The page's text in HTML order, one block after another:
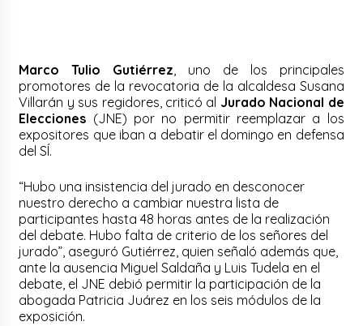
Marco Tulio Gutiérrez, uno de los principales
promotores de la revocatoria de la alcaldesa Susana
Villarán y sus regidores, criticó al Jurado Nacional de
Elecciones (JNE) por no permitir reemplazar a los
expositores que iban a debatir el domingo en defensa
del SÍ.
“Hubo una insistencia del jurado en desconocer
nuestro derecho a cambiar nuestra lista de
participantes hasta 48 horas antes de la realización
del debate. Hubo falta de criterio de los señores del
jurado”, aseguró Gutiérrez, quien señaló además que,
ante la ausencia Miguel Saldaña y Luis Tudela en el
debate, el JNE debió permitir la participación de la
abogada Patricia Juárez en los seis módulos de la
exposición.